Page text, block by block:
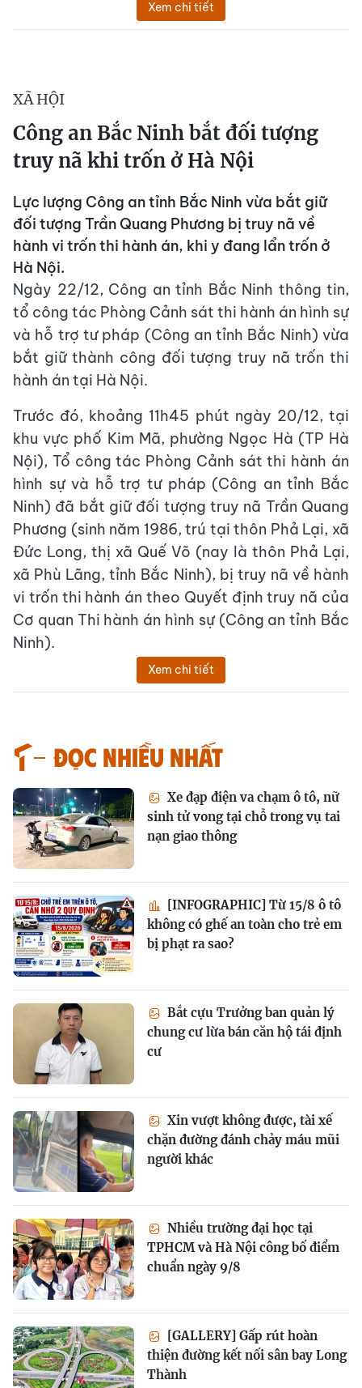
Xem chi tiết
XÃ HỘI
Công an Bắc Ninh bắt đối tượng
truy nã khi trốn ở Hà Nội
Lực lượng Công an tỉnh Bắc Ninh vừa bắt giữ
đối tượng Trần Quang Phương bị truy nã về
hành vi trốn thi hành án, khi y đang lẩn trốn ở
Hà Nội.
Ngày 22/12, Công an tỉnh Bắc Ninh thông tin,
tổ công tác Phòng Cảnh sát thi hành án hình sự
và hỗ trợ tư pháp (Công an tỉnh Bắc Ninh) vừa
bắt giữ thành công đối tượng truy nã trốn thi
hành án tại Hà Nội.
Trước đó, khoảng 11h45 phút ngày 20/12, tại
khu vực phố Kim Mã, phường Ngọc Hà (TP Hà
Nội), Tổ công tác Phòng Cảnh sát thi hành án
hình sự và hỗ trợ tư pháp (Công an tỉnh Bắc
Ninh) đã bắt giữ đối tượng truy nã Trần Quang
Phương (sinh năm 1986, trú tại thôn Phả Lại, xã
Đức Long, thị xã Quế Võ (nay là thôn Phả Lại,
xã Phù Lãng, tỉnh Bắc Ninh), bị truy nã về hành
vi trốn thi hành án theo Quyết định truy nã của
Cơ quan Thi hành án hình sự (Công an tỉnh Bắc
Ninh).
Xem chi tiết
Đọc nhiều nhất
Xe đạp điện va chạm ô tô, nữ
sinh tử vong tại chỗ trong vụ tai
nạn giao thông
[INFOGRAPHIC] Từ 15/8 ô tô
không có ghế an toàn cho trẻ em
bị phạt ra sao?
Bắt cựu Trưởng ban quản lý
chung cư lừa bán căn hộ tái định
cư
Xin vượt không được, tài xế
chặn đường đánh chảy máu mũi
người khác
Nhiều trường đại học tại
TPHCM và Hà Nội công bố điểm
chuẩn ngày 9/8
[GALLERY] Gấp rút hoàn
thiện đường kết nối sân bay Long
Thành